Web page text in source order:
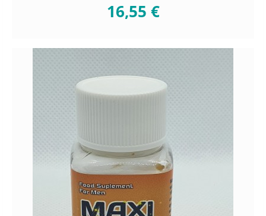
16,55 €